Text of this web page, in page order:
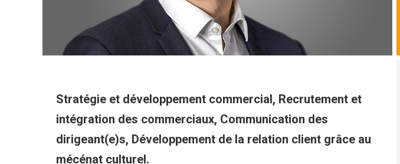
Stratégie et développement commercial, Recrutement et
intégration des commerciaux, Communication des
dirigeant(e)s, Développement de la relation client grâce au
mécénat culturel.